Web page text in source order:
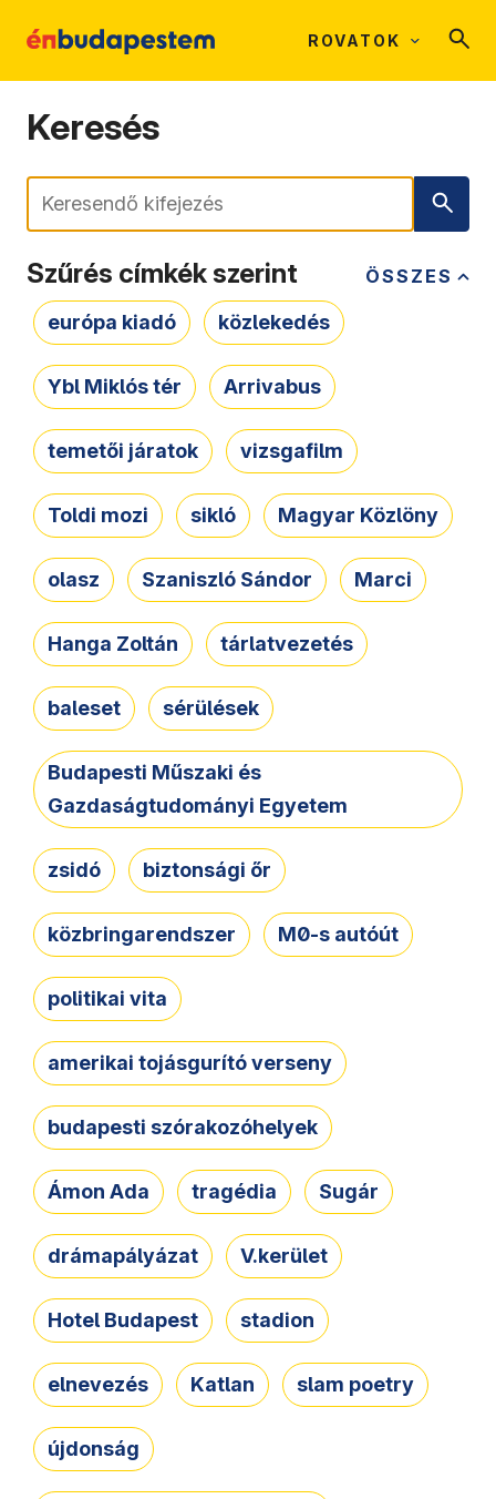
ROVATOK
Keresés
Keresés
ÖSSZES
Szűrés címkék szerint
európa kiadó közlekedés
Ybl Miklós tér Arrivabus
temetői járatok vizsgafilm
Toldi mozi sikló Magyar Közlöny
olasz Szaniszló Sándor Marci
Hanga Zoltán tárlatvezetés
baleset sérülések
Budapesti Műszaki és
Gazdaságtudományi Egyetem
zsidó biztonsági őr
közbringarendszer M0-s autóút
politikai vita
amerikai tojásgurító verseny
budapesti szórakozóhelyek
Ámon Ada tragédia Sugár
drámapályázat V.kerület
Hotel Budapest stadion
elnevezés Katlan slam poetry
újdonság